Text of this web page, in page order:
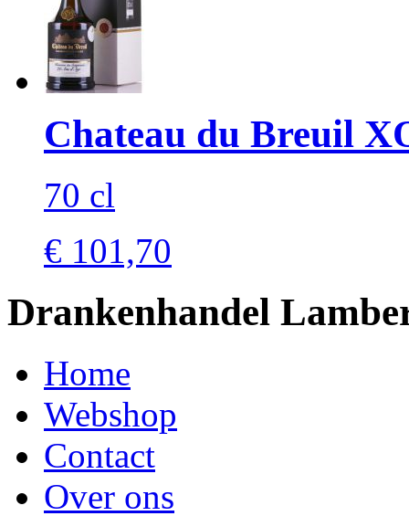
Chateau du Breuil
70 cl
€ 101,70
Drankenhandel
Home
Webshop
Contact
Over ons